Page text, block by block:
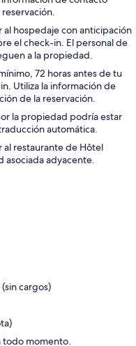
hospedaje con anticipación
el check-in. El personal de
a la propiedad.
72 horas antes de tu
Utiliza la información de
de la reservación.
la propiedad podría estar
automática.
al restaurante de Hôtel
asociada adyacente.
cargos)
todo momento.